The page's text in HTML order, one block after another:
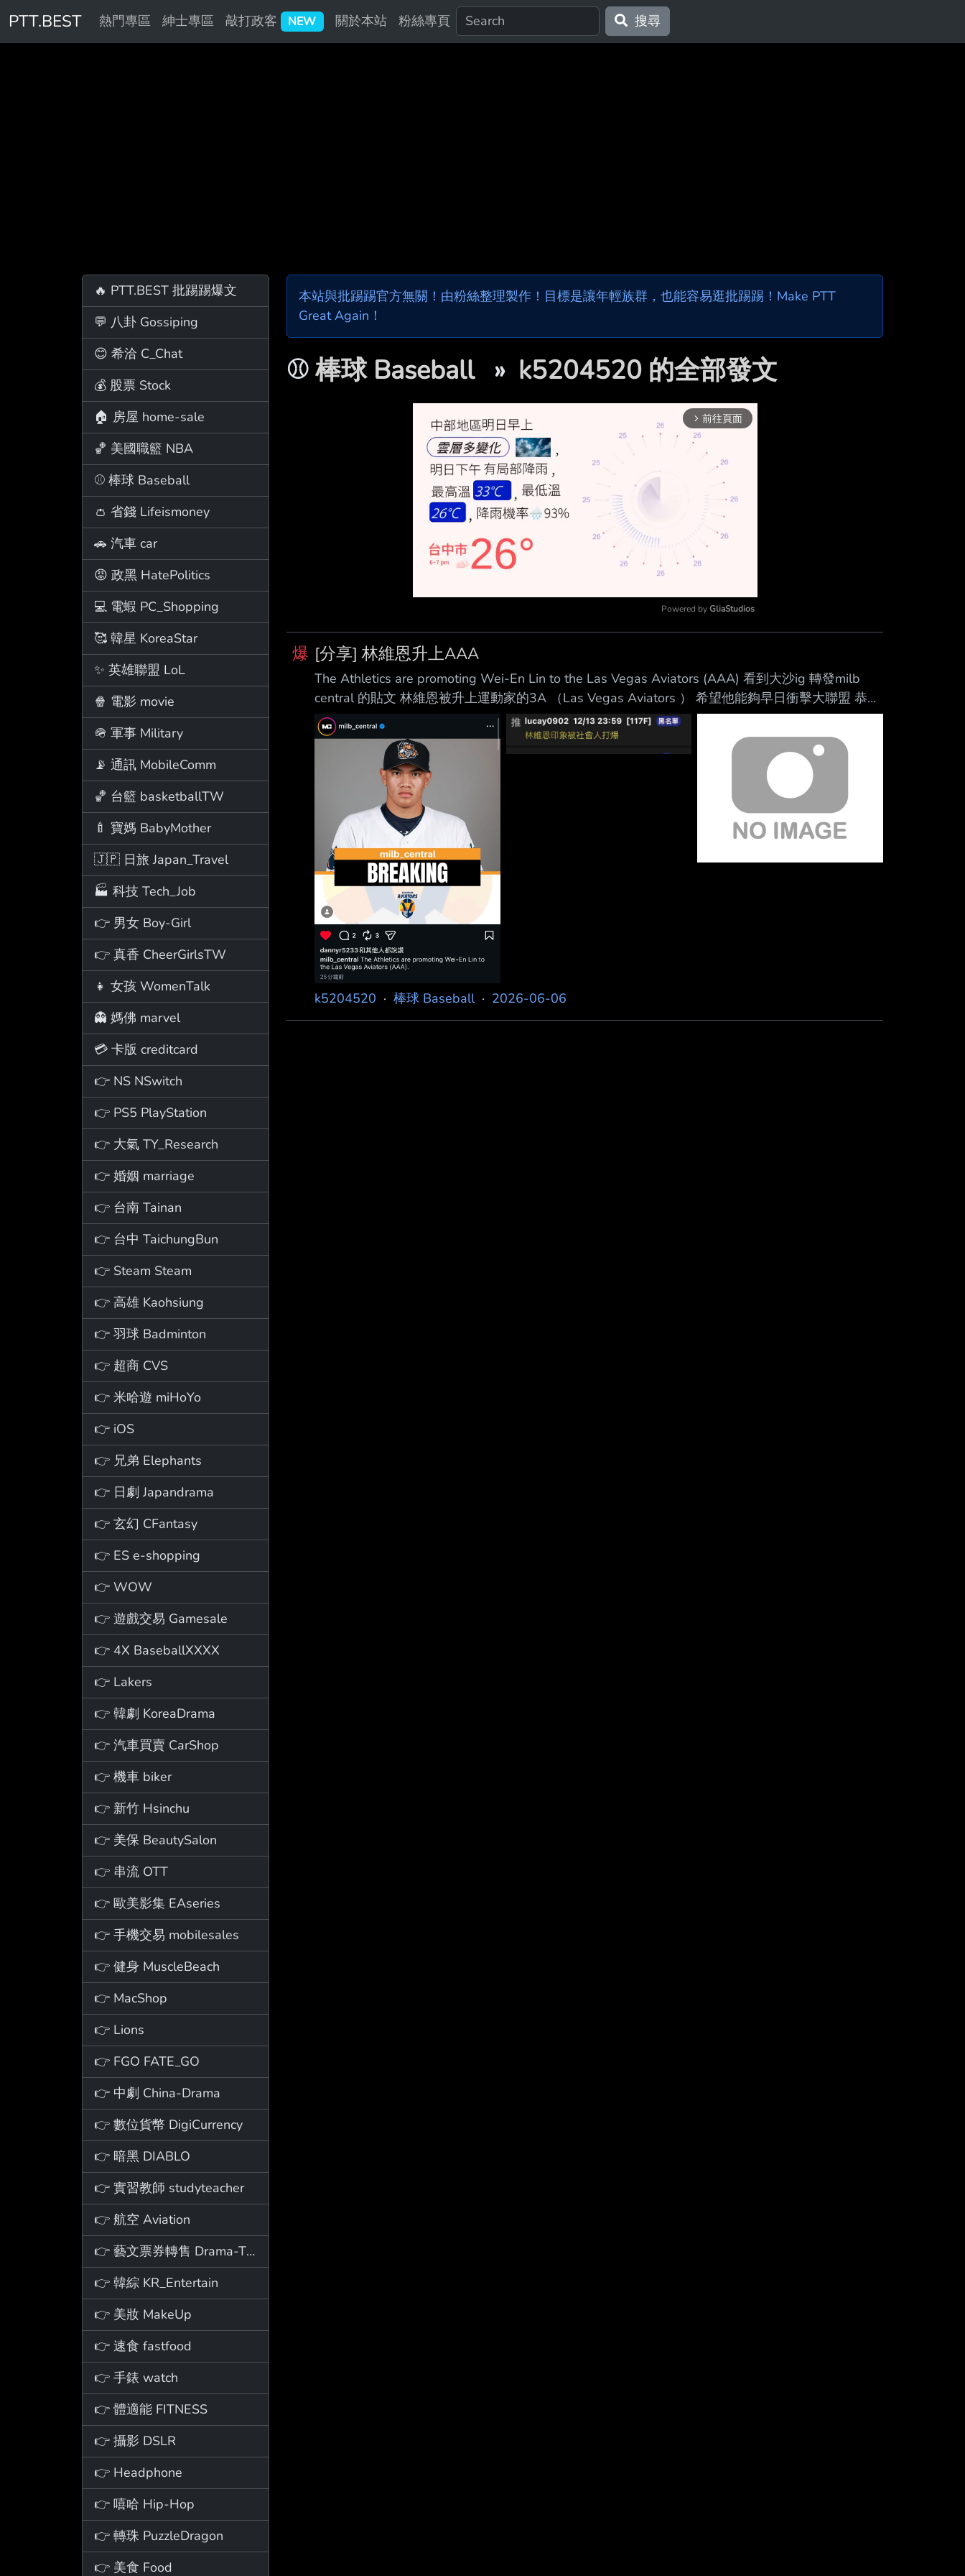
PTT.BEST 熱門專區 紳士專區 敲打政客 NEW 關於本站 粉絲專頁 搜尋
🔥 PTT.BEST 批踢踢爆文
💬 八卦 Gossiping
😊 希洽 C_Chat
💰 股票 Stock
🏠 房屋 home-sale
🏀 美國職籃 NBA
⚾ 棒球 Baseball
👛 省錢 Lifeismoney
🚗 汽車 car
😡 政黑 HatePolitics
💻 電蝦 PC_Shopping
🥰 韓星 KoreaStar
✨ 英雄聯盟 LoL
🍿 電影 movie
🪖 軍事 Military
📡 通訊 MobileComm
🏀 台籃 basketballTW
🍼 寶媽 BabyMother
🇯🇵 日旅 Japan_Travel
🏭 科技 Tech_Job
👉 男女 Boy-Girl
👉 真香 CheerGirlsTW
👧 女孩 WomenTalk
👻 媽佛 marvel
💳 卡版 creditcard
👉 NS NSwitch
👉 PS5 PlayStation
👉 大氣 TY_Research
👉 婚姻 marriage
👉 台南 Tainan
👉 台中 TaichungBun
👉 Steam Steam
👉 高雄 Kaohsiung
👉 羽球 Badminton
👉 超商 CVS
👉 米哈遊 miHoYo
👉 iOS
👉 兄弟 Elephants
👉 日劇 Japandrama
👉 玄幻 CFantasy
👉 ES e-shopping
👉 WOW
👉 遊戲交易 Gamesale
👉 4X BaseballXXXX
👉 Lakers
👉 韓劇 KoreaDrama
👉 汽車買賣 CarShop
👉 機車 biker
👉 新竹 Hsinchu
👉 美保 BeautySalon
👉 串流 OTT
👉 歐美影集 EAseries
👉 手機交易 mobilesales
👉 健身 MuscleBeach
👉 MacShop
👉 Lions
👉 FGO FATE_GO
👉 中劇 China-Drama
👉 數位貨幣 DigiCurrency
👉 暗黑 DIABLO
👉 實習教師 studyteacher
👉 航空 Aviation
👉 藝文票券轉售 Drama-Ticket
👉 韓綜 KR_Entertain
👉 美妝 MakeUp
👉 速食 fastfood
👉 手錶 watch
👉 體適能 FITNESS
👉 攝影 DSLR
👉 Headphone
👉 嘻哈 Hip-Hop
👉 轉珠 PuzzleDragon
👉 美食 Food
本站與批踢踢官方無關！由粉絲整理製作！目標是讓年輕族群，也能容易逛批踢踢！Make PTT
Great Again！
⚾棒球 Baseball » k5204520 的全部發文
arrow_forward_ios 前往頁面
Powered by GliaStudios
爆 [分享] 林維恩升上AAA
The Athletics are promoting Wei-En Lin to the Las Vegas Aviators (AAA) 看到大沙ig 轉發milb
central 的貼文 林維恩被升上運動家的3A （Las Vegas Aviators ） 希望他能夠早日衝擊大聯盟 恭喜
維恩 ----- Sent from JPTT on my iPhone -- 「大哥，你是瞭解我的，我從來都不做仗勢欺人的
事，我喜歡被動」 「大哥，你是瞭解我的，以我的習慣，萬事不求人」 「大哥，你是瞭解我的
k5204520 · 棒球 Baseball· 2026-06-06